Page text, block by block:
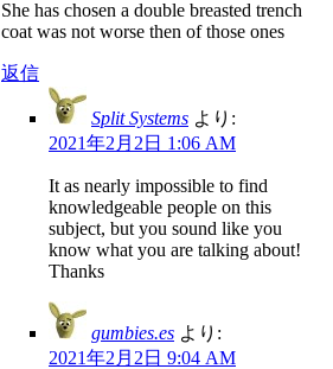
She has chosen a double breasted trench
coat was not worse then of those ones
返信
Split Systems より:
2021年2月2日 1:06 AM
It as nearly impossible to find
knowledgeable people on this
subject, but you sound like you
know what you are talking about!
Thanks
gumbies.es より:
2021年2月2日 9:04 AM